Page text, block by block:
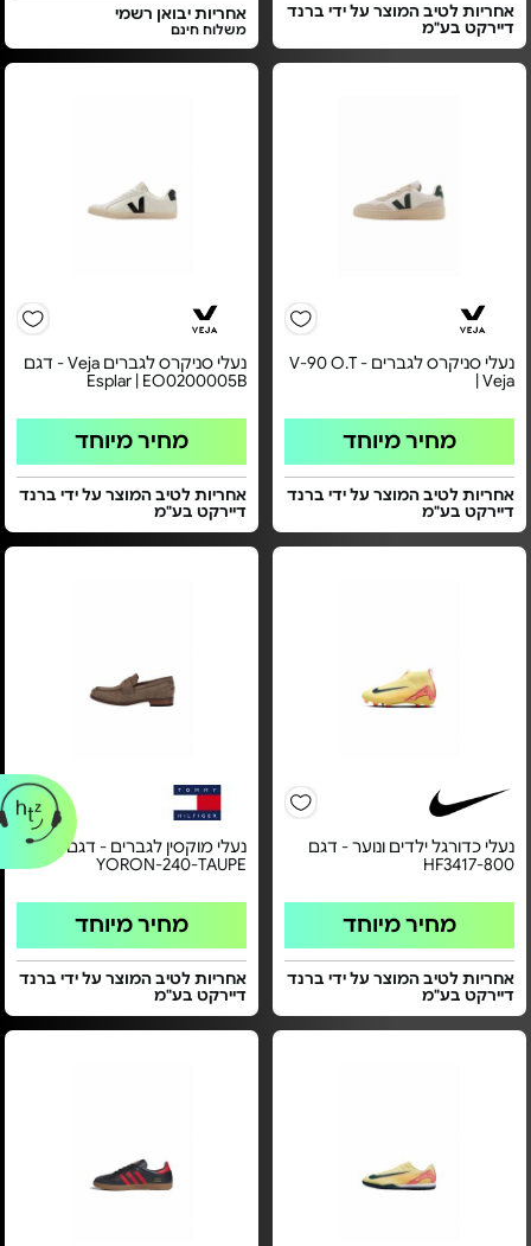
אחריות לטיב המוצר על ידי ברנד
דיירקט בע"מ
אחריות יבואן רשמי
משלוח חינם
נעלי סניקרס לגברים - V-90 O.T
| Veja
מחיר מיוחד
אחריות לטיב המוצר על ידי ברנד
דיירקט בע"מ
נעלי סניקרס לגברים Veja - דגם
Esplar | EO0200005B
מחיר מיוחד
אחריות לטיב המוצר על ידי ברנד
דיירקט בע"מ
נעלי כדורגל ילדים ונוער - דגם
HF3417-800
מחיר מיוחד
אחריות לטיב המוצר על ידי ברנד
דיירקט בע"מ
נעלי מוקסין לגברים - דגם
YORON-240-TAUPE
מחיר מיוחד
אחריות לטיב המוצר על ידי ברנד
דיירקט בע"מ